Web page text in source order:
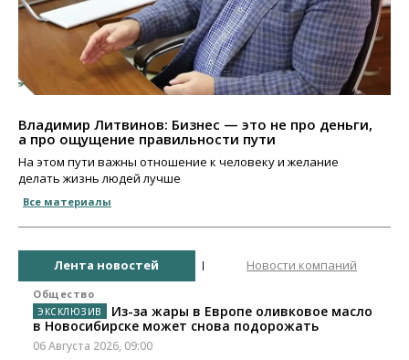
Владимир Литвинов: Бизнес — это не про деньги,
а про ощущение правильности пути
На этом пути важны отношение к человеку и желание
делать жизнь людей лучше
Все материалы
Лента новостей Новости компаний
Общество
Из-за жары в Европе оливковое масло
в Новосибирске может снова подорожать
06 Августа 2026, 09:00